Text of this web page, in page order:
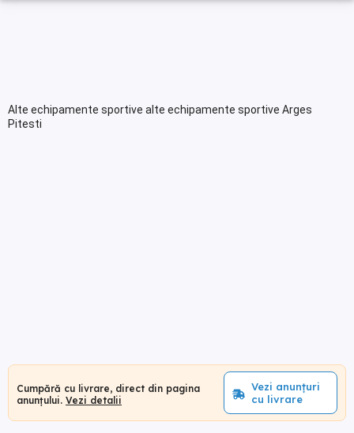
Alte echipamente sportive alte echipamente sportive Arges
Pitesti
Cumpără cu livrare, direct din pagina
anunțului. Vezi detalii
Vezi anunțuri
cu livrare